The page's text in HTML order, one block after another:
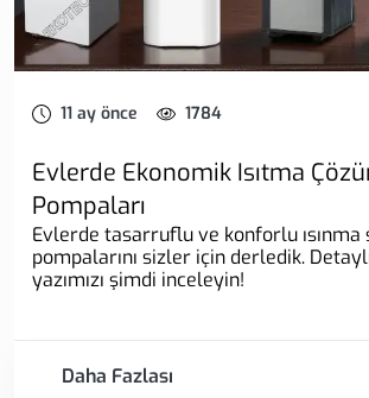
11 ay önce 1784
Evlerde Ekonomik Isıtma
Pompaları
Evlerde tasarruflu ve konforlu ısınma
pompalarını sizler için derledik.
yazımızı şimdi inceleyin!
Daha Fazlası